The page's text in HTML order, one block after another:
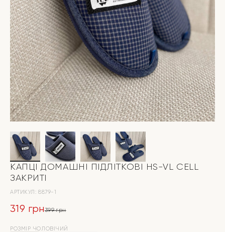
КАПЦІ ДОМАШНІ ПІДЛІТКОВІ HS-VL CELL
ЗАКРИТІ
АРТИКУЛ: 8879-1
399грн
319 грн
РОЗМІР ЧОЛОВІЧИЙ